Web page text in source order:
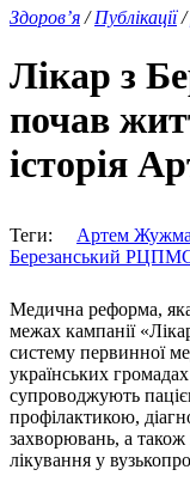
Здоров’я /Публікації/
Лікар з
почав
історія
Теги: Артем Жужма
Березанський
Медична реформа, яка
межах кампанії
систему первинної
українських
супроводжують
профілактикою,
захворювань, а
лікування у